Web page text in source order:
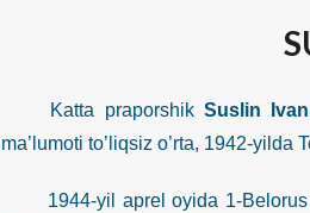
Katta praporshikSuslin Ivan
ma’lumoti to’liqsiz o’rta, 1942-
1944-yil aprel oyida 1-Belorus